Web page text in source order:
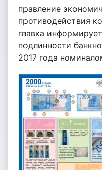
правление
противодействия
главка
подлинности
2017 года